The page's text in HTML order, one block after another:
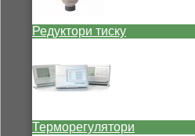
Редуктори тиску
Терморегулятори